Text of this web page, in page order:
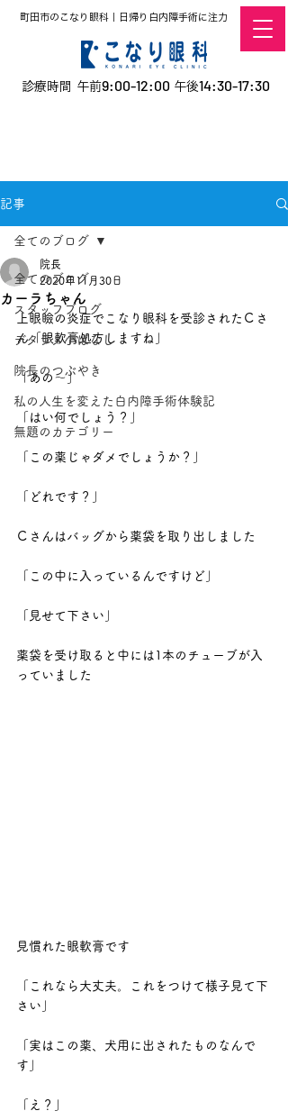
町田市のこなり眼科｜日帰り白内障手術に注力
診療時間 午前9:00-12:00 午後14:30-17:30
記事
全てのブログ
スタッフブログ
デタラメ小ばなし
院長のつぶやき
私の人生を変えた白内障手術体験記
無題のカテゴリー
全てのブログ
カーラちゃん
院長
2020年11月30日
上眼瞼の炎症でこなり眼科を受診されたＣさ
ん「眼軟膏処方しますね」
「あの～」
「はい何でしょう？」
「この薬じゃダメでしょうか？」
「どれです？」
Ｃさんはバッグから薬袋を取り出しました
「この中に入っているんですけど」
「見せて下さい」
薬袋を受け取ると中には1本のチューブが入
っていました
見慣れた眼軟膏です
「これなら大丈夫。これをつけて様子見て下
さい」
「実はこの薬、犬用に出されたものなんで
す」
「え？」